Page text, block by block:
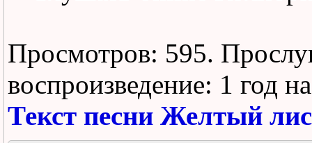
Просмотров: 595.
воспроизведение: 1 год
Текст песни Желтый